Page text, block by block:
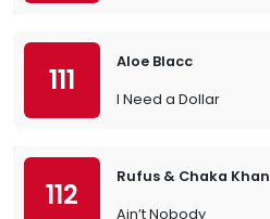
111
Aloe Blacc
I Need a Dollar
112
Rufus & Chaka Khan
Ain’t Nobody